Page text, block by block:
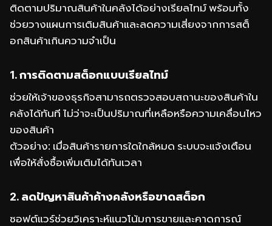
ติดตามปริมาณสินค้าในคลังได้อย่างเรียลไทม์ พร้อมทั้ง
ช่วยวางแผนการเติมสินค้าและลดความเสี่ยงจากการสต็
อกสินค้าเกินความจำเป็น
1. การติดตามสต็อกแบบเรียลไทม์
ช่วยให้เจ้าของธุรกิจสามารถตรวจสอบสถานะของสินค้าใน
คลังได้ทันที ไม่ว่าจะเป็นปริมาณที่เหลือหรือความเคลื่อนไหว
ของสินค้า
ตัวอย่าง: เมื่อสินค้ารายการใดใกล้หมด ระบบจะแจ้งเตือน
เพื่อให้สั่งซื้อเพิ่มเติมได้ทันเวลา
2. ลดปัญหาสินค้าค้างคลังหรือขาดสต็อก
ซอฟต์แวร์ช่วยวิเคราะห์แนวโน้มการขายและคาดการณ์